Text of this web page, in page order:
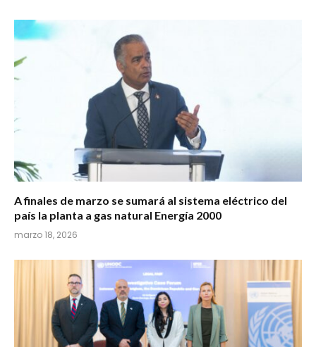
A finales de marzo se sumará al sistema eléctrico del
país la planta a gas natural Energía 2000
marzo 18, 2026